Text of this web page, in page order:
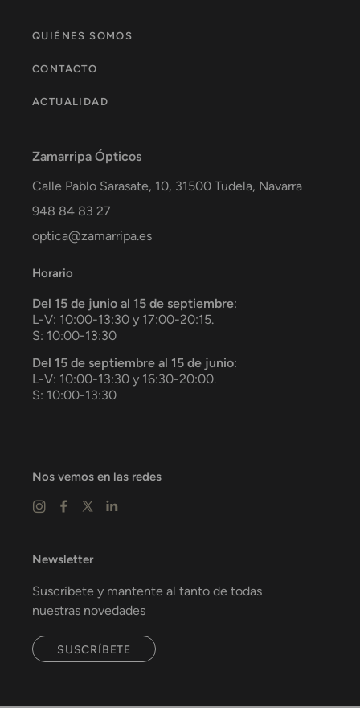
QUIÉNES SOMOS
CONTACTO
ACTUALIDAD
Zamarripa Ópticos
Calle Pablo Sarasate, 10, 31500 Tudela, Navarra
948 84 83 27
optica@zamarripa.es
Horario
Del 15 de junio al 15 de septiembre:
L-V: 10:00-13:30 y 17:00-20:15.
S: 10:00-13:30
Del 15 de septiembre al 15 de junio:
L-V: 10:00-13:30 y 16:30-20:00.
S: 10:00-13:30
Nos vemos en las redes
Newsletter
Suscríbete y mantente al tanto de todas
nuestras novedades
SUSCRÍBETE